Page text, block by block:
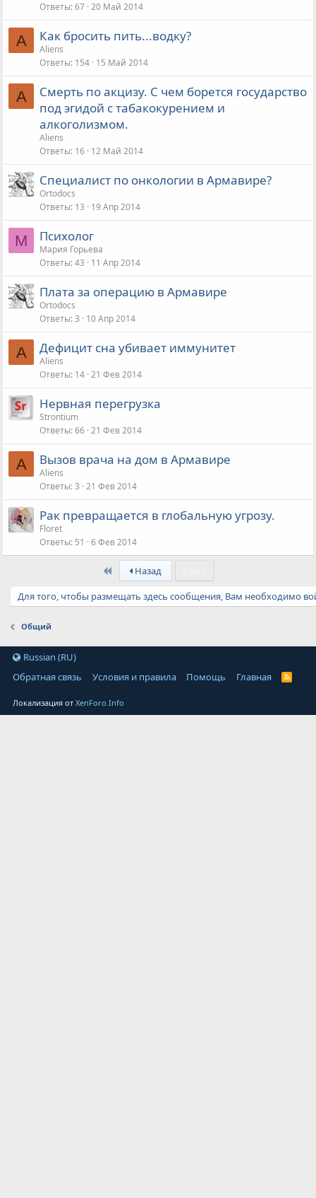
Ответы 67 20 Май 2014
A Как бросить пить...водку?
Aliens
Ответы 154 15 Май 2014
A
Смерть по акцизу. С чем борется государство
под эгидой с табакокурением и
алкоголизмом.
Aliens
Ответы 16 12 Май 2014
Специалист по онкологии в Армавире?
Ortodocs
Ответы 13 19 Апр 2014
М Психолог
Мария Горьева
Ответы 43 11 Апр 2014
Плата за операцию в Армавире
Ortodocs
Ответы 3 10 Апр 2014
A Дефицит сна убивает иммунитет
Aliens
Ответы 14 21 Фев 2014
Нервная перегрузка
Strontium
Ответы 66 21 Фев 2014
A Вызов врача на дом в Армавире
Aliens
Ответы 3 21 Фев 2014
Рак превращается в глобальную угрозу.
Floret
Ответы 51 6 Фев 2014
First Назад
Для того, чтобы размещать здесь сообщения, Вам необходимо
Общий
Russian (RU)
Обратная связь
Условия и правила Помощь Главная
Локализация отXenForo.Info